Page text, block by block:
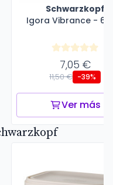
Schwarzkopf
Igora Vibrance - 60
7,05 €
11,50 € -39%
Ver más